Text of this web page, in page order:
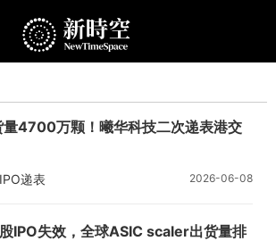
4700万颗！曦华科技二次递表港交
IPO递表 2026-06-08
IPO失效，全球ASIC scaler出货量排